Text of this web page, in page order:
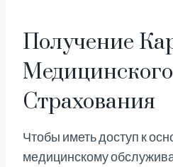
Получение
Медицинского
Страхования
Чтобы иметь доступ к
медицинскому